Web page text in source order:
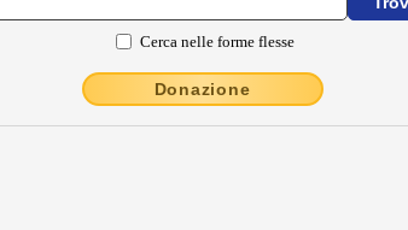
Cerca nelle forme flesse
Donazione